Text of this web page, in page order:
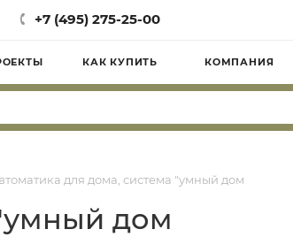
+7 (495) 275-25-00
КАК КУПИТЬ КОМПАНИЯ
для дома, система "умный дом
дом